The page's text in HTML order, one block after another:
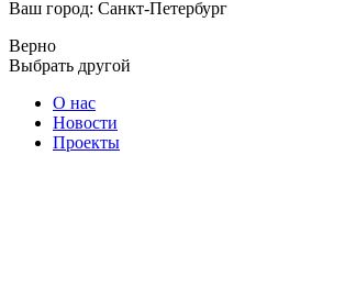
Ваш город: Санкт-Петербург
Верно
Выбрать другой
О нас
Новости
Проекты